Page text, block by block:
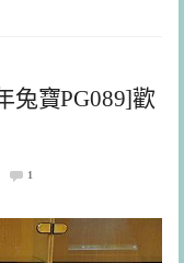
兔寶PG089]歡
1